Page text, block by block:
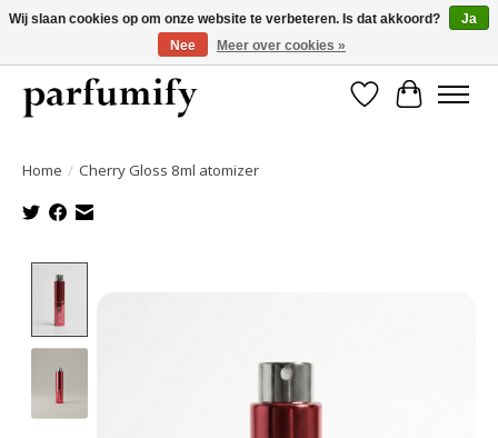
750+ Geuren | Gratis verzending | Maandelijks opzegbaar
Verlanglijst
Home / Cherry Gloss 8ml atomizer
Wij slaan cookies op om onze website te verbeteren. Is dat akkoord?
Ja
Nee
Meer over cookies »